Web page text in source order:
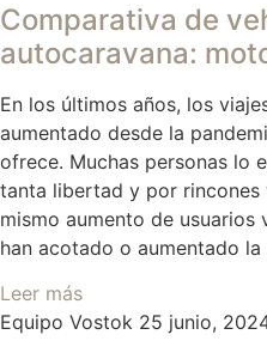
Comparativa de
autocaravana:
En los últimos años, los
aumentado desde la
ofrece. Muchas personas lo
tanta libertad y por rincones
mismo aumento de
han acotado o aumentado
Leer más
Equipo Vostok 25 junio,